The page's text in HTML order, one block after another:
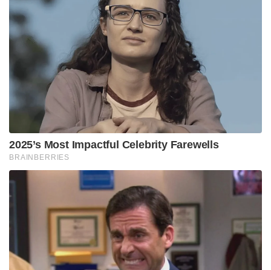
സമുദ്രസുരക്ഷയും ഒരേപോലെ നിർവ്വഹിക്കാം എന്നത്
വലിയ നേട്ടമായി തോന്നാമെങ്കിലും, ഇതിന് പിന്നിലെ
രാഷ്ട്രീയ വില ഭീകരമായിരിക്കും. ഈ ഇടപാടിലൂടെ
കോടിക്കണക്കിന് ഡോളറിന്റെ ചൈനീസ്
കടക്കെണിയിലാകുന്ന ബംഗ്ലാദേശിലേക്ക്
വരുംദിവസങ്ങളിൽ ചൈനീസ് സൈനിക സാങ്കേതിക
വിദഗ്ധരുടെയും ഉപദേശകരുടെയും വൻ
അധിനിവേശമുണ്ടാകും. ഇത് ബംഗ്ലാദേശിനെ
പൂർണ്ണമായും ബെയ്ജിങ്ങിന്റെ താല്പര്യങ്ങൾക്ക്
അനുസരിച്ച് പ്രവർത്തിക്കുന്ന ഒരു താവളമാക്കി
എന്നാൽ ഭാരതത്തിന്റെ പരമാധികാരത്തിന് നേരെ
ഉയരുന്ന ഇത്തരം അവിശുദ്ധ കൂട്ടുകെട്ടുകളെ
തകർക്കാൻ ഇന്ത്യൻ വ്യോമസേന സർവ്വസജ്ജമാണ്.
അത്യാധുനിക റാഫേൽ വിമാനങ്ങളും, റഷ്യൻ
നിർമ്മിത എസ്‌-400 (S-400 Triumf) വ്യോമപ്രതിരോധ